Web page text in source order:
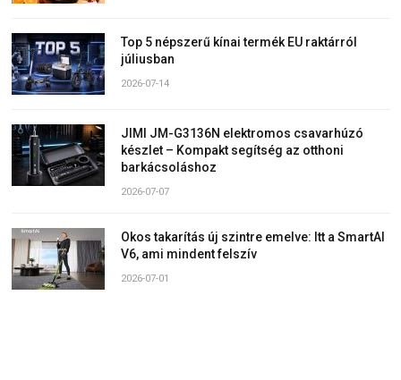
Top 5 népszerű kínai termék EU raktárról
júliusban
2026-07-14
JIMI JM-G3136N elektromos csavarhúzó
készlet – Kompakt segítség az otthoni
barkácsoláshoz
2026-07-07
Okos takarítás új szintre emelve: Itt a SmartAI
V6, ami mindent felszív
2026-07-01